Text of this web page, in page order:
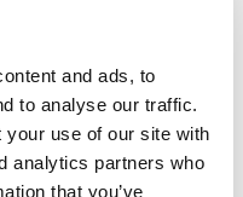
and ads, to
to analyse our traffic.
your use of our site with
analytics partners who
that you’ve
i kolorowego ekranu
kosmetologiem-